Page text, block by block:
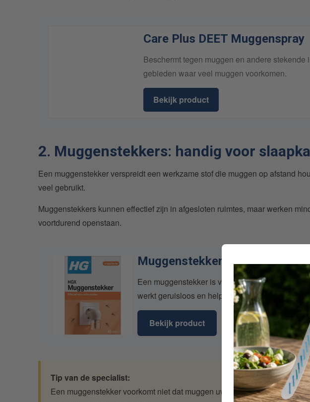
Care Plus DEET Muggenspray
Beschermt tegen muggen en andere
gebieden waar veel muggen voorkomen.
Bekijk product
2. Muggenstekkers: handig voor
Een muggenstekker verspreidt een werkzame stof die muggen op afstand
veel gebruikt.
Muggenstekkers kunnen effectief zijn in afgesloten ruimtes, maar werken
voortdurend openstaan.
Muggenstekker voor de
Een muggenstekker is vooral handig in
werkt geruisloos en helpt om muggen op
Bekijk product
Tip van de specialist:
Een muggenstekker voorkomt niet dat muggen uw woning